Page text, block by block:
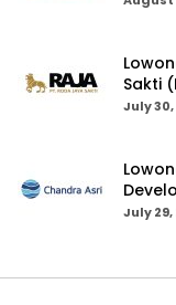
Sakti
July 30,
2026
July 29,